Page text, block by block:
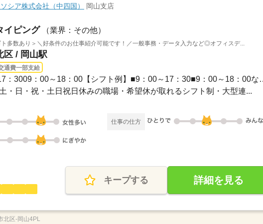
シア株式会社（中四国） 岡山支店
イピング （業界：その他）
ト多数あり＞＼好条件のお仕事紹介可能です！／一般事務・データ入力など◎オフィスデ...
区 / 岡山駅
通費一部支給
長期 / 09：00～17：
・日・祝・土日祝日休みの職場・希望休が取れるシフト制・大型連...
仕事の仕方
キープする 詳細を見る
北区-岡山4PL